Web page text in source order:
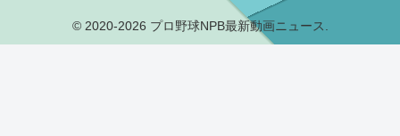
© 2020-2026 プロ野球NPB最新動画ニュース.